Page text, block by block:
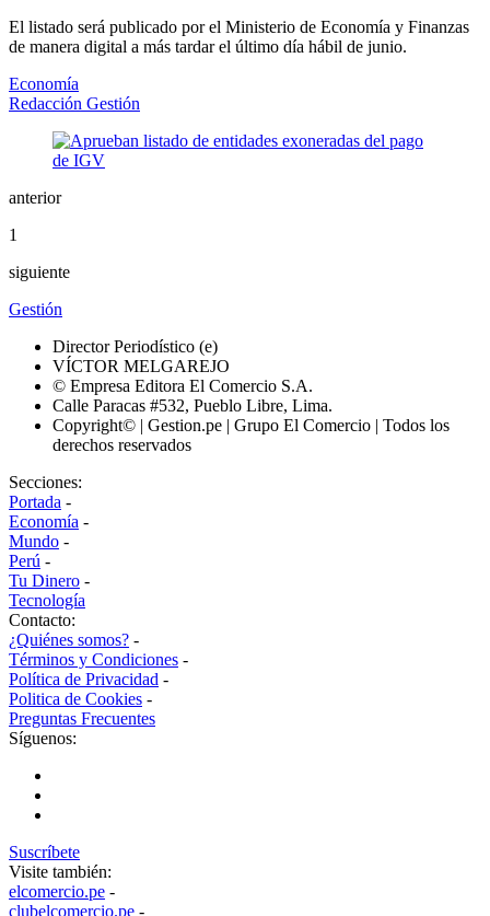
El listado será publicado por el Ministerio de Economía y Finanzas
de manera digital a más tardar el último día hábil de junio.
Economía
Redacción Gestión
anterior
1
siguiente
Gestión
Director Periodístico (e)
VÍCTOR MELGAREJO
© Empresa Editora El Comercio S.A.
Calle Paracas #532, Pueblo Libre, Lima.
Copyright© | Gestion.pe | Grupo El Comercio | Todos los
derechos reservados
Secciones:
Portada -
Economía -
Mundo -
Perú -
Tu Dinero -
Tecnología
Contacto:
¿Quiénes somos? -
Términos y Condiciones -
Política de Privacidad -
Politica de Cookies -
Preguntas Frecuentes
Síguenos:
Suscríbete
Visite también:
elcomercio.pe -
clubelcomercio.pe -